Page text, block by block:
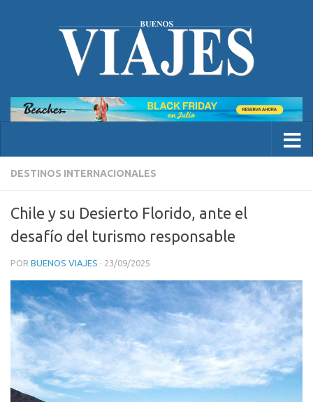
DESTINOS INTERNACIONALES
Chile y su Desierto Florido, ante el
desafío del turismo responsable
POR BUENOS VIAJES · 23/09/2025